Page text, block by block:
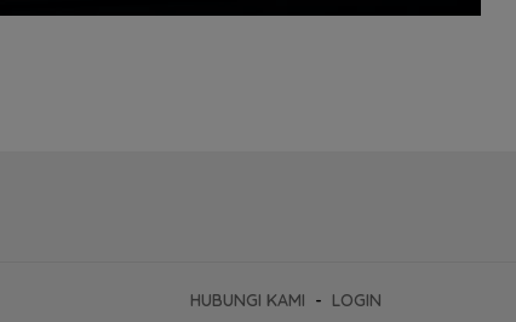
HUBUNGI KAMI LOGIN